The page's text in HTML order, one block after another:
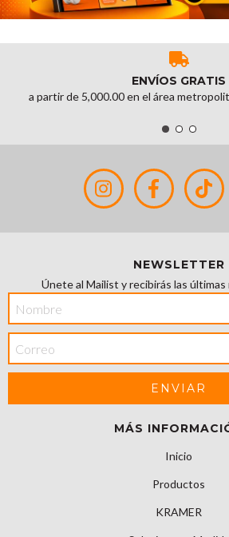
ENVÍOS GRATIS
a partir de 5,000.00 en el área
NEWSLETTER
Únete al Mailist y recibirás las
MÁS
Inicio
Productos
KRAMER